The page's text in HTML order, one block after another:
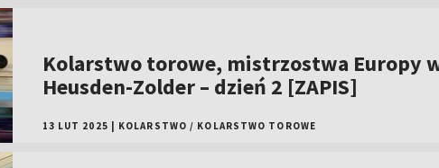
Kolarstwo torowe, mistrzostwa Europy
Heusden-Zolder – dzień 2 [ZAPIS]
13 LUT 2025 KOLARSTWO / KOLARSTWO TOROWE